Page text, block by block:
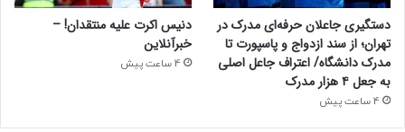
دستگیری جاعلان حرفه‌ای مدرک در
تهران؛ از سند ازدواج و پاسپورت تا
مدرک دانشگاه/ اعتراف جاعل اصلی
به جعل ۴ هزار مدرک
4 ساعت پیش
دنیس اکرت علیه منتقدان! –
خبرآنلاین
4 ساعت پیش